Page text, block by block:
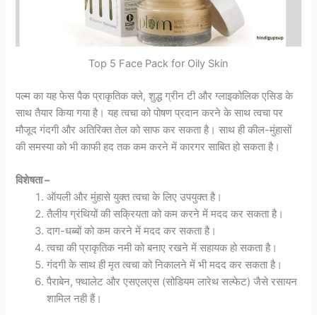
Top 5 Face Pack for Oily Skin
पल्म का यह फेस पैक प्राकृतिक क्ले, शुद्ध ग्रीन टी और ग्लाइकोलिक एसिड के
साथ तैयार किया गया है। यह त्वचा को पोषण प्रदान करने के साथ त्वचा पर
मौजूद गंदगी और अतिरिक्त तेल को साफ कर सकता है। साथ ही कील-मुंहासों
की समस्या को भी काफी हद तक कम करने में कारगर साबित हो सकता है।
विशेषता –
ऑयली और मुंहासे युक्त त्वचा के लिए उपयुक्त है।
तैलीय ग्रंथियों की सक्रियता को कम करने में मदद कर सकता है।
दाग-धब्बों को कम करने में मदद कर सकता है।
त्वचा की प्राकृतिक नमी को बनाए रखने में सहायक हो सकता है।
गंदगी के साथ ही मृत त्वचा को निकालने में भी मदद कर सकता है।
पैराबेन, फ्थालेट और एसएलएस (सोडियम लारेथ सल्फेट) जैसे रसायन
शामिल नही हैं।